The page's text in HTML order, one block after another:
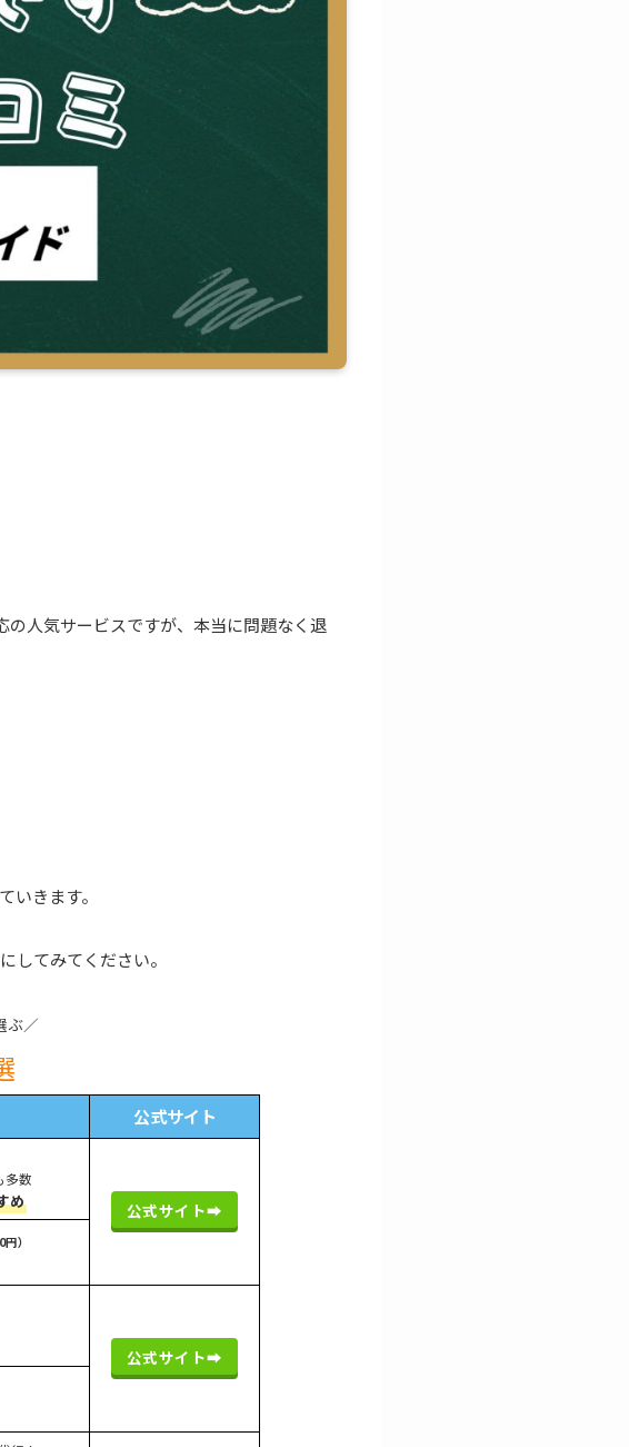
人気サービスですが、本当に問題なく退
いきます。
してみてください。
ぶ／
公式サイト
多数
め 公式サイト➡︎
）
公式サイト➡︎